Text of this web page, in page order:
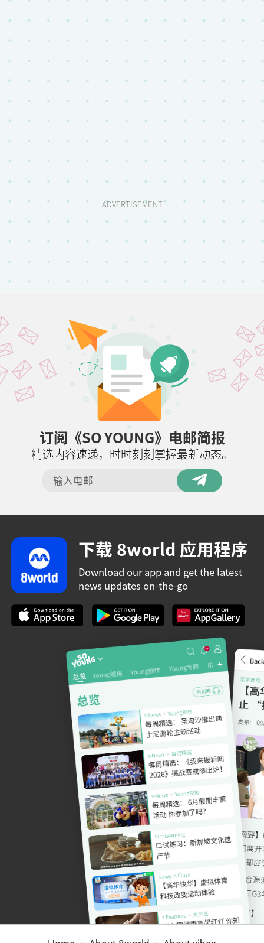
ADVERTISEMENT
订阅《SO YOUNG》电邮简报
精选内容速递，时时刻刻掌握最新动态。
下载 8world 应用程序
Download our app and get the latest
news updates on-the-go